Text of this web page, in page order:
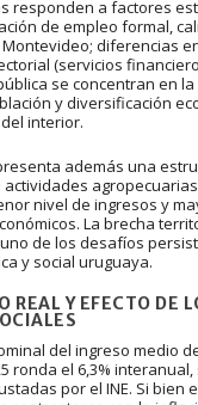
responden a factores
de empleo formal,
diferencias
(servicios
se concentran en
y diversificación
interior.
además una
nivel de ingresos y
La brecha
de los desafíos
y social uruguaya.
REAL Y EFECTO DE
del ingreso medio
ronda el 6,3% interanual,
por el INE. Si bien